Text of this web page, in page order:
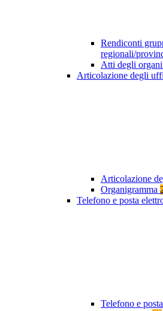
Rendiconti
regionali/
Atti degli
Articolazione degli
Articolazione
Organigramma
Telefono e posta
Telefono e